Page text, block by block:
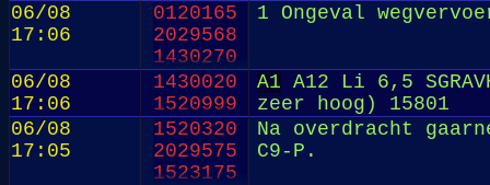
06/08
17:06
0120165
2029568
1430270
1 Ongeval
06/08
17:06
1430020
1520999
A1 A12 Li 6,5
zeer hoog) 15801
06/08
17:05
1520320
2029575
1523175
Na overdracht
C9-P.